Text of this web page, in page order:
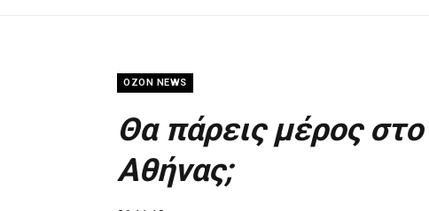
OZON NEWS
Θα πάρεις μέρος
Αθήνας;